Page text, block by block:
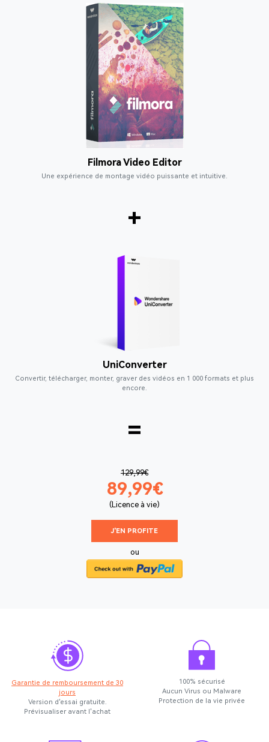
Filmora Video Editor
Une expérience de montage vidéo puissante et intuitive.
+
UniConverter
Convertir, télécharger, monter, graver des vidéos en 1 000 formats et plus
encore.
=
129,99€
89,99€
(Licence à vie)
J'EN PROFITE
ou
Garantie de remboursement de 30
jours
Version d'essai gratuite.
Prévisualiser avant l'achat
100% sécurisé
Aucun Virus ou Malware
Protection de la vie privée